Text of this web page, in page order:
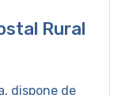
Rural
dispone de